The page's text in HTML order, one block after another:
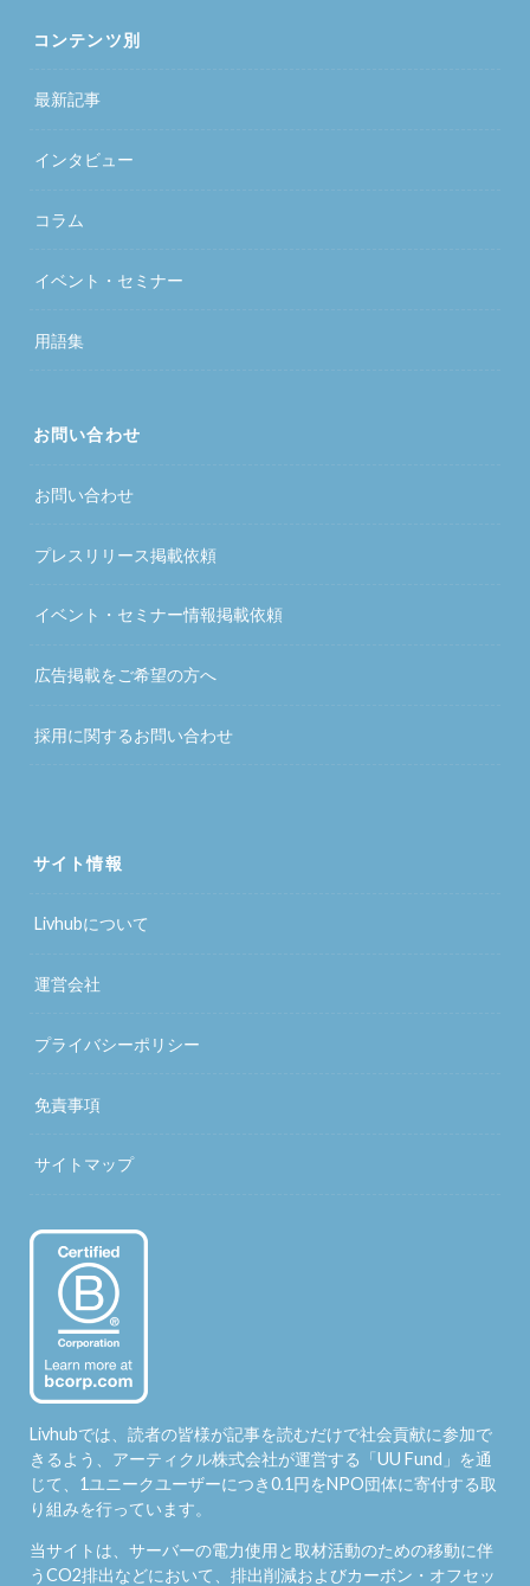
コンテンツ別
最新記事
インタビュー
コラム
イベント・セミナー
用語集
お問い合わせ
お問い合わせ
プレスリリース掲載依頼
イベント・セミナー情報掲載依頼
広告掲載をご希望の方へ
採用に関するお問い合わせ
サイト情報
Livhubについて
運営会社
プライバシーポリシー
免責事項
サイトマップ
Livhubでは、読者の皆様が記事を読むだけで社会貢献に参加で
きるよう、アーティクル株式会社が運営する「UU Fund 」を通
じて、1ユニークユーザーにつき0.1円をNPO団体に寄付する取
り組みを行っています。
当サイトは、サーバーの電力使用と取材活動のための移動に伴
うCO2排出などにおいて、排出削減およびカーボン・オフセッ